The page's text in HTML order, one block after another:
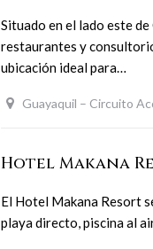
Situado en el lado este
restaurantes y
ubicación ideal para…
Guayaquil – Circuito
Hotel Makana
El Hotel Makana Resort
playa directo, piscina al